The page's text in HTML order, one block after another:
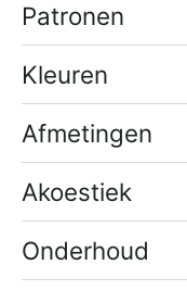
Patronen
Kleuren
Afmetingen
Akoestiek
Onderhoud